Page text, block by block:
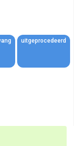
uitgeprocedeerd